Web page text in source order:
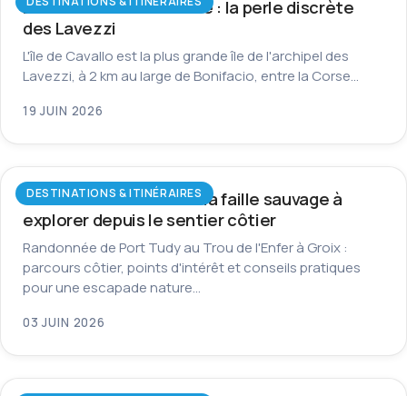
L’île de Cavallo en Corse : la perle discrète
des Lavezzi
L'île de Cavallo est la plus grande île de l'archipel des
Lavezzi, à 2 km au large de Bonifacio, entre la Corse…
19 JUIN 2026
DESTINATIONS & ITINÉRAIRES
Trou de l’Enfer à Groix : la faille sauvage à
explorer depuis le sentier côtier
Randonnée de Port Tudy au Trou de l'Enfer à Groix :
parcours côtier, points d'intérêt et conseils pratiques
pour une escapade nature…
03 JUIN 2026